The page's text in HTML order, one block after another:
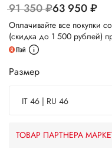
91 350руб.63 950руб.
Оплачивайте все покупки
(скидка до 1 500 рублей)
Размер
IT 46 | RU 46
ТОВАР ПАРТНЕРА